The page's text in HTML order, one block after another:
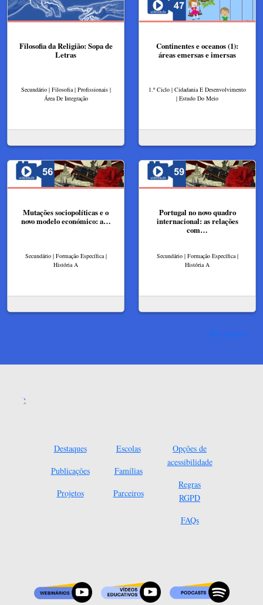
Filosofia da Religião: Sopa de
Letras
Secundário | Filosofia | Profissionais |
Área De Integração
Continentes e oceanos (1):
áreas emersas e imersas
1.º Ciclo | Cidadania E Desenvolvimento
| Estudo Do Meio
Mutações sociopolíticas e o
novo modelo económico: a…
Secundário | Formação Específica |
História A
Portugal no novo quadro
internacional: as relações
com…
Secundário | Formação Específica |
História A
Ver mais
Destaques
Publicações
Projetos
Escolas
Famílias
Parceiros
Opções de
acessibilidade
Regras
RGPD
FAQs